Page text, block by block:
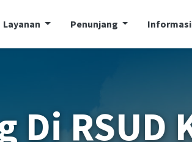
Layanan Penunjang Informasi